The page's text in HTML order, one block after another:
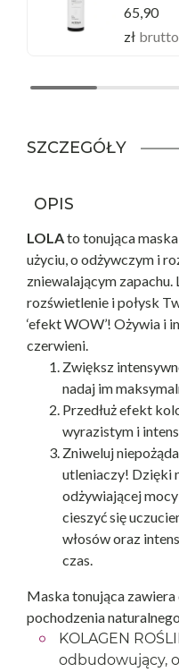
65,90
zł brutto
SZCZEGÓŁY
OPIS
LOLAto tonująca
użyciu, o odżywczym i
zniewalającym
rozświetlenie i połysk
‘efekt WOW’! Ożywia i
czerwieni.
Zwiększ
nadaj im
Przedłuż efekt
wyrazistym i
Zniweluj
utleniaczy! Dzięki
odżywiającej
cieszyć się
włosów oraz
czas.
Maska tonująca
pochodzenia
KOLAGEN
odbudowujący,